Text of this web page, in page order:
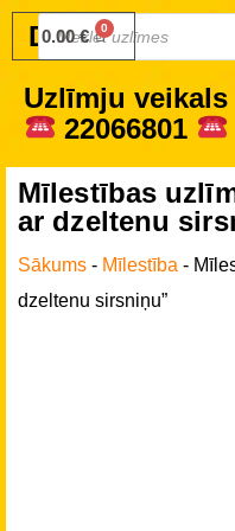
Druku.lv
0.00€
Uzlīmju veikals
22066801
Mīlestības
ar dzeltenu
Sākums - Mīlestība -
dzeltenu sirsniņu”